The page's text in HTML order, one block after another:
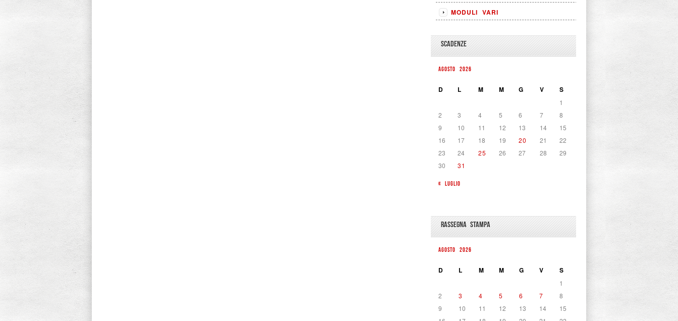
MODULI VARI
SCADENZE
AGOSTO 2026
D L M M G V S
« LUGLIO
1
2
3 4 5 6 7
8
9
10 11 12 13 14
15
16
17 18 19 20 21
22
23
24 25 26 27 28
29
30
31
RASSEGNA STAMPA
AGOSTO 2026
D L M M G V S
1
2
3 4 5 6 7
8
9
10 11 12 13 14
15